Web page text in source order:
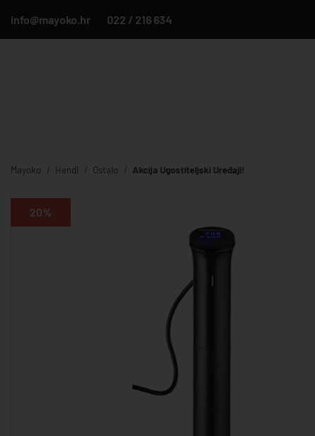
info@mayoko.hr 022 / 216 634
Mayoko Hendi Ostalo Akcija Ugostiteljski Uređaji!
20%